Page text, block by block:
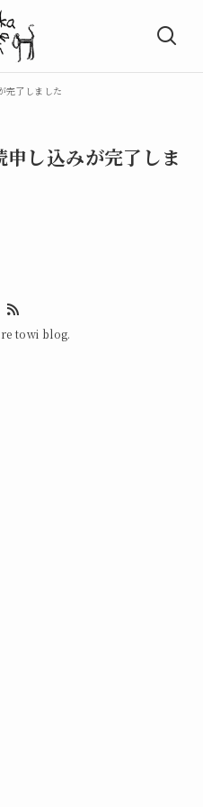
完了しました
し込みが完了しま
towi blog.